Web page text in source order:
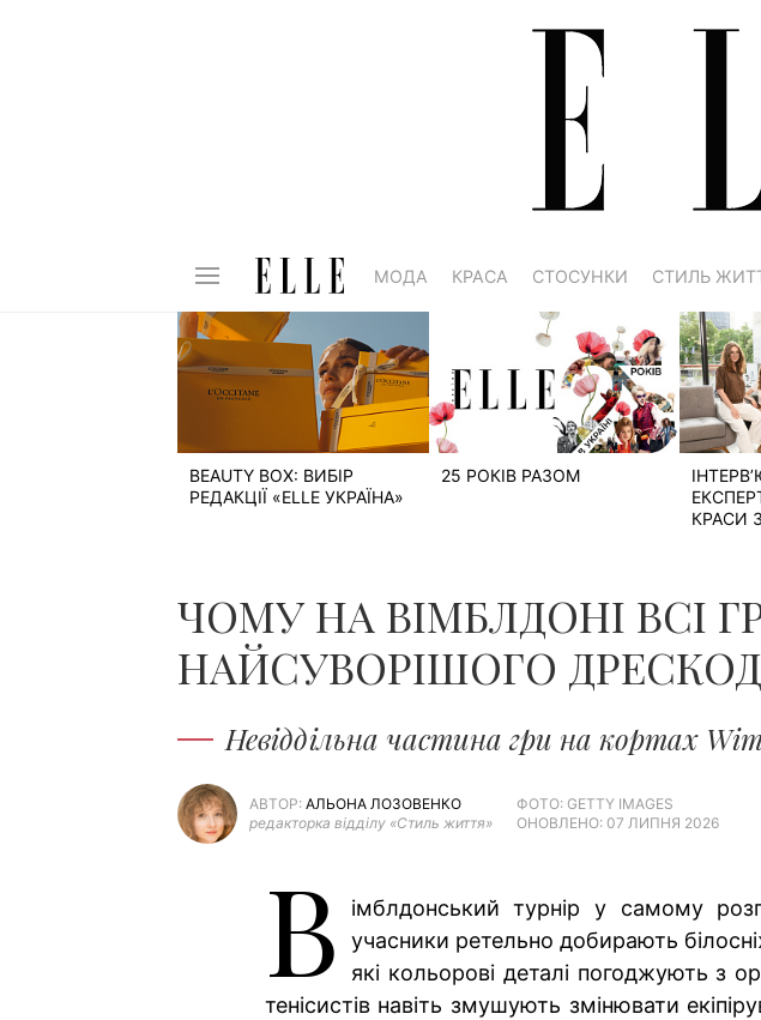
МОДА КРАСА СТОСУНКИ СТИЛЬ
BEAUTY BOX: ВИБІР
РЕДАКЦІЇ «ELLE УКРАЇНА»
25 РОКІВ РАЗОМ
КРАСИ
ЧОМУ НА ВІМБЛДОНІ ВСІ
НАЙСУВОРІШОГО
Невіддільна частина гри на кортах
АВТОР: АЛЬОНА ЛОЗОВЕНКО
редакторка відділу «Стиль життя»
ФОТО: GETTY IMAGES
ОНОВЛЕНО: 07 ЛИПНЯ 2026
В
імблдонський турнір у самому
учасники ретельно добирають
які кольорові деталі погоджують з
тенісистів навіть змушують змінювати